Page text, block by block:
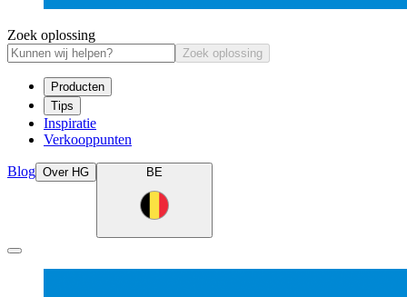
Zoek oplossing
Zoek oplossing
Producten
Tips
Inspiratie
Verkooppunten
Blog Over HG BE